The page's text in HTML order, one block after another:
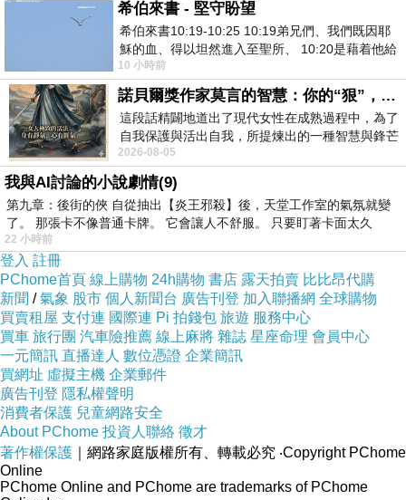
上を向いて歩こう
（仰着臉走吧）
涙がこぼれないように
（為了不讓眼淚掉下來）
泣きながら 歩く
（邊走邊掉淚的）
一人ぼっちの夜
（孤單寂寞的今夜）
思い出す 秋の日
（回想那秋天的日子）
一人ぼっちの夜
（孤單寂寞的今夜）
悲しみは 星のかげに
（悲傷躲在星星的影子裡）
悲しみは 月のかげに
（悲傷躲在月亮的影子裡）
希伯來書 - 堅守盼望
希伯來書10:19-10:25 10:19弟兄們、我們既因耶
穌的血、得以坦然進入至聖所、 10:20是藉着他給
我們開了一條又新又活的路從幔子經過
10 小時前
諾貝爾獎作家莫言的智慧：你的“狠”，才是最好的自我保護
這段話精闢地道出了現代女性在成熟過程中，為了
自我保護與活出自我，所提煉出的一種智慧與鋒芒
的平衡。 核心解讀與看法
2026-08-05
我與AI討論的小說劇情(9)
第九章：後街的俠 自從抽出【炎王邪殺】後，天堂工作室的氣氛就變
了。 那張卡不像普通卡牌。 它會讓人不舒服。 只要盯著卡面太久
22 小時前
登入 註冊
PChome首頁 線上購物 24h購物 書店 露天拍賣 比比昂代購
新聞 /氣象 股市 個人新聞台 廣告刊登 加入聯播網 全球購物
買賣租屋 支付連 國際連 Pi 拍錢包 旅遊 服務中心
買車 旅行團 汽車險推薦 線上麻將 雜誌 星座命理 會員中心
一元簡訊 直播達人 數位憑證 企業簡訊
買網址 虛擬主機 企業郵件
廣告刊登 隱私權聲明
消費者保護 兒童網路安全
About PChome 投資人聯絡 徵才
著作權保護 ｜網路家庭版權所有、轉載必究 ‧Copyright PChome
Online
PChome Online and PChome are trademarks of PChome